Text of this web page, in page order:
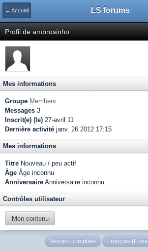
← Accueil LS forums
Profil de ambrosinho
Mes informations
Groupe Members
Messages 3
Inscrit(e) (le) 27-avril 11
Dernière activité janv. 26 2012 17:15
Mes informations
Titre Nouveau / peu actif
Âge Âge inconnu
Anniversaire Anniversaire inconnu
Contrôles utilisateur
Mon contenu
Version complète Français